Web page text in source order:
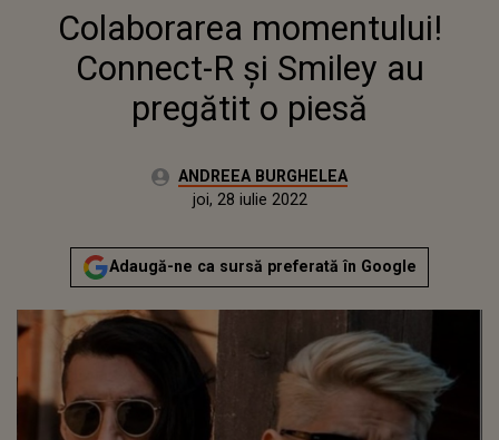
ȘI SMILEY AU PREGĂTIT O PIESĂ
Colaborarea momentului!
Connect-R și Smiley au
pregătit o piesă
Autor:ANDREEA BURGHELEA
Actualizat:
joi, 28 iulie 2022
Adaugă-ne ca sursă preferată în Google